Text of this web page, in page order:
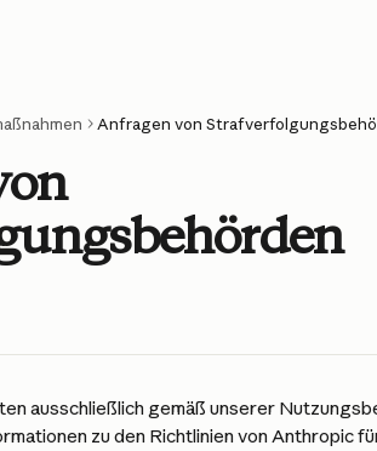
Anfragen von
ausschließlich gemäß unserer
zu den Richtlinien von Anthropic